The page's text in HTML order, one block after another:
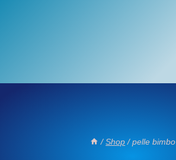
/ Shop / pelle bimbo